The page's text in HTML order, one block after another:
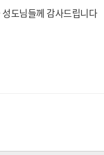
도님들께 감사드립니다